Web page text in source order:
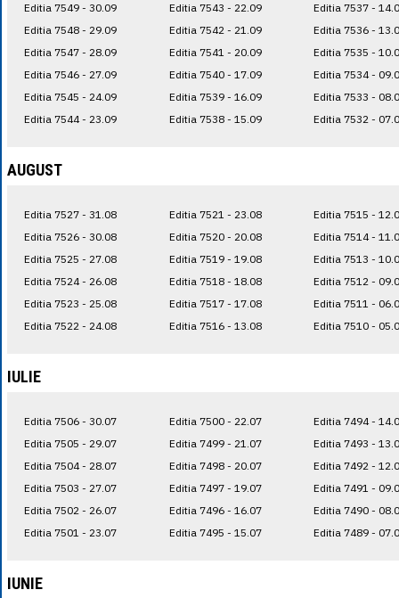
Editia 7549 - 30.09
Editia 7548 - 29.09
Editia 7547 - 28.09
Editia 7546 - 27.09
Editia 7545 - 24.09
Editia 7544 - 23.09
Editia 7543 - 22.09
Editia 7542 - 21.09
Editia 7541 - 20.09
Editia 7540 - 17.09
Editia 7539 - 16.09
Editia 7538 - 15.09
Editia 7537 -
Editia 7536 -
Editia 7535 -
Editia 7534 -
Editia 7533 -
Editia 7532 -
AUGUST
Editia 7527 - 31.08
Editia 7526 - 30.08
Editia 7525 - 27.08
Editia 7524 - 26.08
Editia 7523 - 25.08
Editia 7522 - 24.08
Editia 7521 - 23.08
Editia 7520 - 20.08
Editia 7519 - 19.08
Editia 7518 - 18.08
Editia 7517 - 17.08
Editia 7516 - 13.08
Editia 7515 -
Editia 7514 -
Editia 7513 -
Editia 7512 -
Editia 7511 -
Editia 7510 -
IULIE
Editia 7506 - 30.07
Editia 7505 - 29.07
Editia 7504 - 28.07
Editia 7503 - 27.07
Editia 7502 - 26.07
Editia 7501 - 23.07
Editia 7500 - 22.07
Editia 7499 - 21.07
Editia 7498 - 20.07
Editia 7497 - 19.07
Editia 7496 - 16.07
Editia 7495 - 15.07
Editia 7494 -
Editia 7493 -
Editia 7492 -
Editia 7491 -
Editia 7490 -
Editia 7489 -
IUNIE